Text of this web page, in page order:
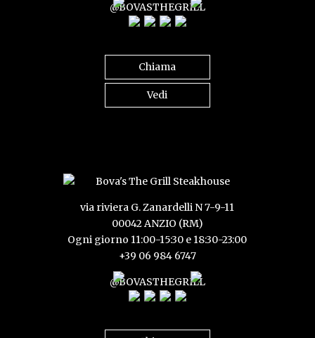
@BOVASTHEGRILL
Chiama
Vedi
via riviera G. Zanardelli N 7-9-11
00042 ANZIO (RM)
Ogni giorno 11:00-15:30 e 18:30-23:00
+39 06 984 6747
@BOVASTHEGRILL